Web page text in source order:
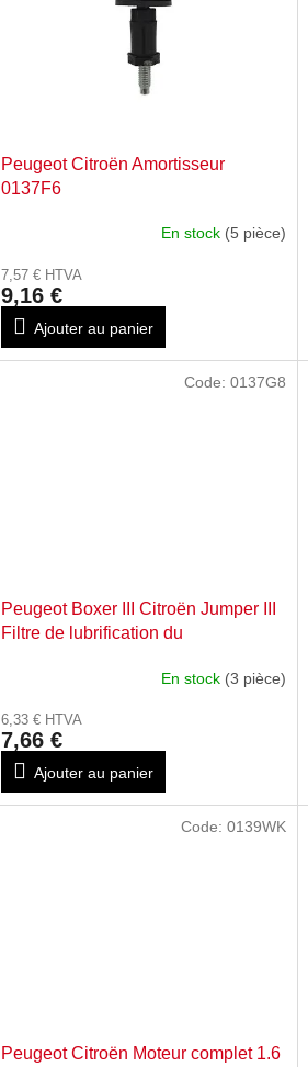
Peugeot Citroën Amortisseur
0137F6
En stock (5 pièce)
7,57 € HTVA
9,16 €
Ajouter au panier
Peugeot Boxer III Citroën Jumper III
Filtre de lubrification du
En stock (3 pièce)
6,33 € HTVA
7,66 €
Ajouter au panier
Code: 0137G8
Peugeot Citroën Moteur complet 1.6
Code: 0139WK